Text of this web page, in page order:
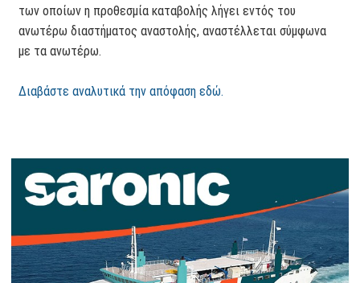
των οποίων η προθεσμία καταβολής λήγει εντός του
ανωτέρω διαστήματος αναστολής, αναστέλλεται σύμφωνα
με τα ανωτέρω.
Διαβάστε αναλυτικά την απόφαση εδώ.